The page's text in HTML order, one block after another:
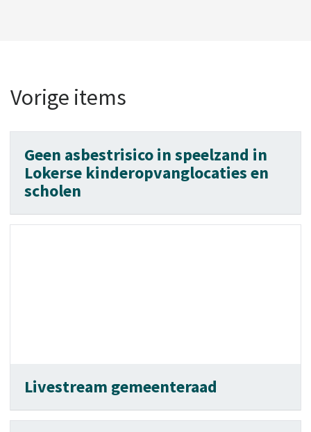
Vorige items
Geen asbestrisico in speelzand in
Lokerse kinderopvanglocaties en
scholen
Livestream gemeenteraad